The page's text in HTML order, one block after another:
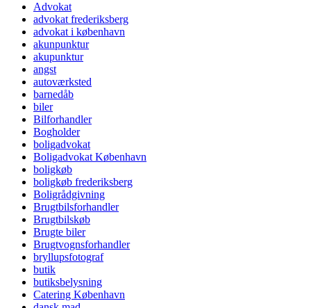
Advokat
advokat frederiksberg
advokat i københavn
akunpunktur
akupunktur
angst
autoværksted
barnedåb
biler
Bilforhandler
Bogholder
boligadvokat
Boligadvokat København
boligkøb
boligkøb frederiksberg
Boligrådgivning
Brugtbilsforhandler
Brugtbilskøb
Brugte biler
Brugtvognsforhandler
bryllupsfotograf
butik
butiksbelysning
Catering København